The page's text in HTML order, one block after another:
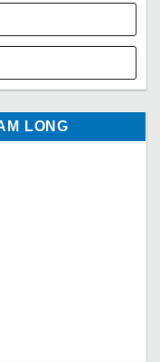
LONG